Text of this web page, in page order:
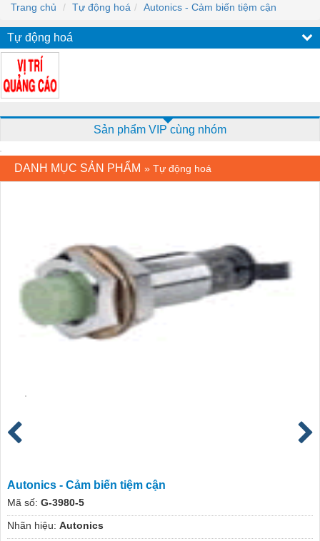
Trang chủ Tự động hoá Autonics - Cảm biến tiệm cận
Tự động hoá
Sản phẩm VIP cùng nhóm
DANH MỤC SẢN PHẨM » Tự động hoá
Autonics - Cảm biến tiệm cận
Mã số: G-3980-5
Nhãn hiệu: Autonics